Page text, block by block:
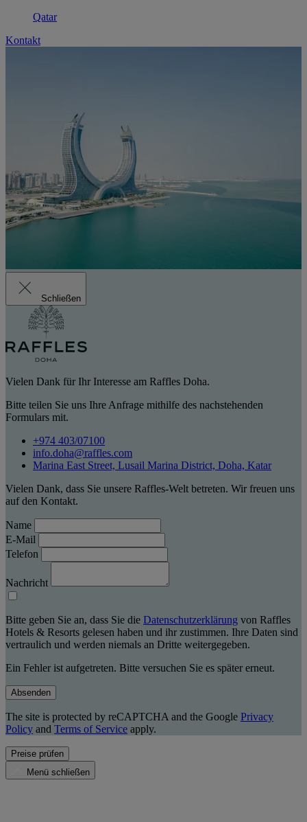
Qatar
Kontakt
Schließen
Vielen Dank für Ihr Interesse am Raffles Doha.
Bitte teilen Sie uns Ihre Anfrage mithilfe des nachstehenden
Formulars mit.
+974 403/07100
info.doha@raffles.com
Marina East Street, Lusail Marina District, Doha, Katar
Vielen Dank, dass Sie unsere Raffles-Welt betreten. Wir freuen uns
auf den Kontakt.
Name
E-Mail
Telefon
Nachricht
Bitte geben Sie an, dass Sie die Datenschutzerklärung von Raffles
Hotels & Resorts gelesen haben und ihr zustimmen. Ihre Daten sind
vertraulich und werden niemals an Dritte weitergegeben.
Ein Fehler ist aufgetreten. Bitte versuchen Sie es später erneut.
Absenden
The site is protected by reCAPTCHA and the Google Privacy
Policy and Terms of Service apply.
Preise prüfen
Menü schließen